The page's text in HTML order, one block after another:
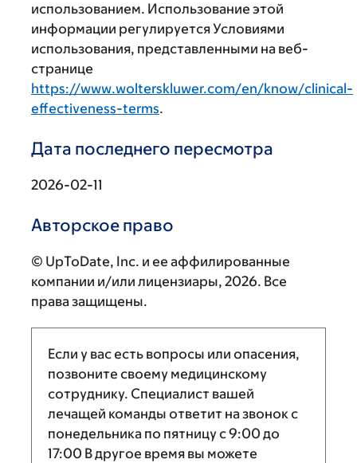
использованием. Использование этой
информации регулируется Условиями
использования, представленными на веб-
странице
https://www.wolterskluwer.com/en/know/clinical-
effectiveness-terms.
Дата последнего пересмотра
2026-02-11
Авторское право
© UpToDate, Inc. и ее аффилированные
компании и/или лицензиары, 2026. Все
права защищены.
Если у вас есть вопросы или опасения,
позвоните своему медицинскому
сотруднику. Специалист вашей
лечащей команды ответит на звонок с
понедельника по пятницу с9:00 до
17:00 В другое время вы можете